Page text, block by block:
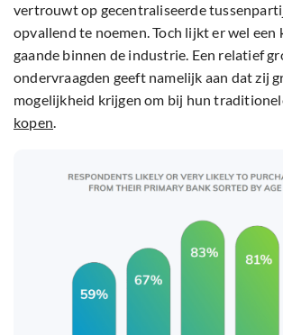
vertrouwt op gecentraliseerde
opvallend te noemen. Toch lijkt er wel
gaande binnen de industrie. Een relatief
ondervraagden geeft namelijk aan dat zij
mogelijkheid krijgen om bij hun
kopen.